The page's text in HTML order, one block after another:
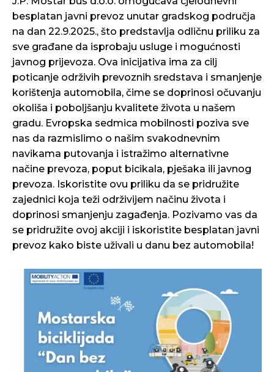
besplatan javni prevoz unutar gradskog područja
na dan 22.9.2025., što predstavlja odličnu priliku za
sve građane da isprobaju usluge i mogućnosti
javnog prijevoza. Ova inicijativa ima za cilj
poticanje održivih prevoznih sredstava i smanjenje
korištenja automobila, čime se doprinosi očuvanju
okoliša i poboljšanju kvalitete života u našem
gradu. Evropska sedmica mobilnosti poziva sve
nas da razmislimo o našim svakodnevnim
navikama putovanja i istražimo alternativne
načine prevoza, poput bicikala, pješaka ili javnog
prevoza. Iskoristite ovu priliku da se pridružite
zajednici koja teži održivijem načinu života i
doprinosi smanjenju zagađenja. Pozivamo vas da
se pridružite ovoj akciji i iskoristite besplatan javni
prevoz kako biste uživali u danu bez automobila!